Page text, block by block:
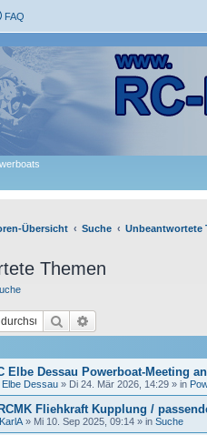
FAQ
Übersicht Suche Unbeantwortete
Themen
Suche
Elbe Dessau Powerboat-Meeting
Elbe Dessau » Di 24. Mär 2026, 14:29 » in
Fliehkraft Kupplung /
» Mi 10. Sep 2025, 09:14 » in Suche